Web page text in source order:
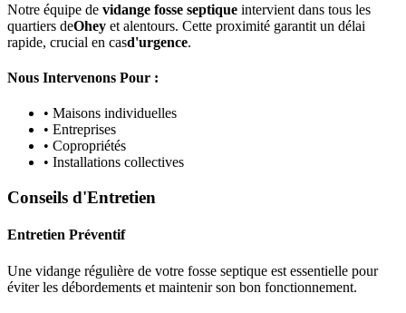
Notre équipe de vidange fosse septique intervient dans tous les
quartiers deOhey et alentours. Cette proximité garantit un délai
rapide, crucial en casd'urgence.
Nous Intervenons Pour :
• Maisons individuelles
• Entreprises
• Copropriétés
• Installations collectives
Conseils d'Entretien
Entretien Préventif
Une vidange régulière de votre fosse septique est essentielle pour
éviter les débordements et maintenir son bon fonctionnement.